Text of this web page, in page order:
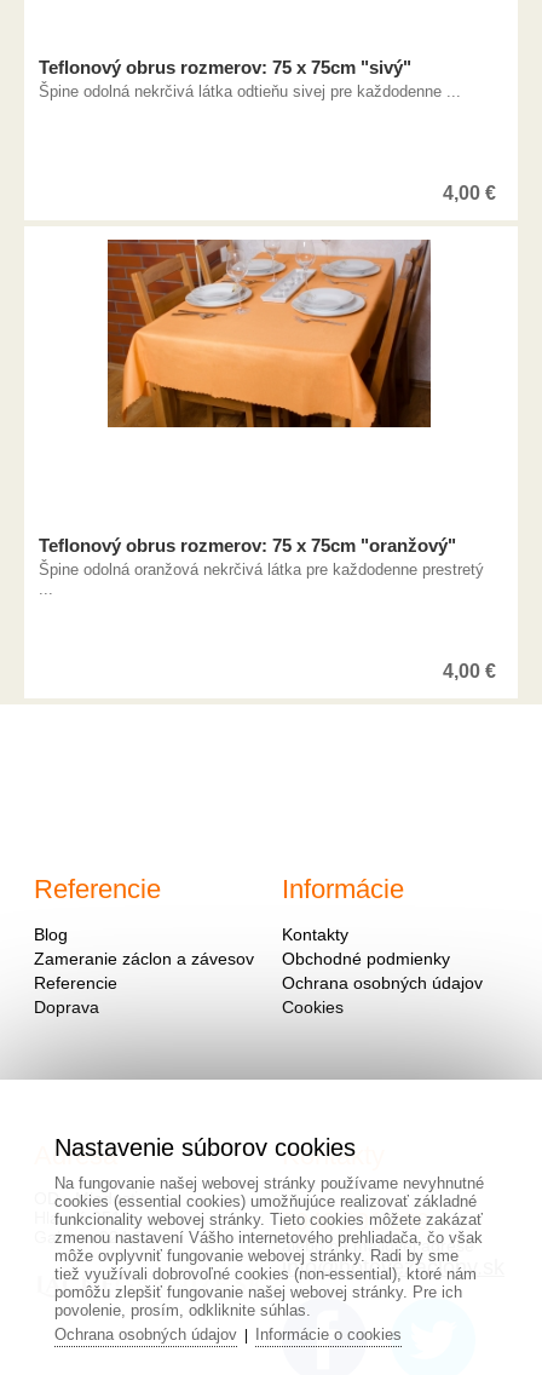
Teflonový obrus rozmerov: 75 x 75cm "sivý"
Špine odolná nekrčivá látka odtieňu sivej pre každodenne ...
4,00 €
Teflonový obrus rozmerov: 75 x 75cm "oranžový"
Špine odolná oranžová nekrčivá látka pre každodenne prestretý
...
4,00 €
Referencie
Blog
Zameranie záclon a závesov
Referencie
Doprava
Informácie
Kontakty
Obchodné podmienky
Ochrana osobných údajov
Cookies
Adresa
OD - Mladosť
Hlavná 951
Galanta 924 01
Kontakty
0940 091 999
alebo na mailovej adrese
info@hotovezaclony.sk
Nastavenie súborov cookies
Na fungovanie našej webovej stránky používame nevyhnutné
cookies (essential cookies) umožňujúce realizovať základné
funkcionality webovej stránky. Tieto cookies môžete zakázať
zmenou nastavení Vášho internetového prehliadača, čo však
môže ovplyvniť fungovanie webovej stránky. Radi by sme
tiež využívali dobrovoľné cookies (non-essential), ktoré nám
pomôžu zlepšiť fungovanie našej webovej stránky. Pre ich
povolenie, prosím, odkliknite súhlas.
Ochrana osobných údajov| Informácie o cookies